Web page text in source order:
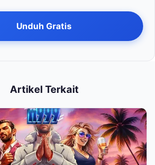
Unduh Gratis
Artikel Terkait